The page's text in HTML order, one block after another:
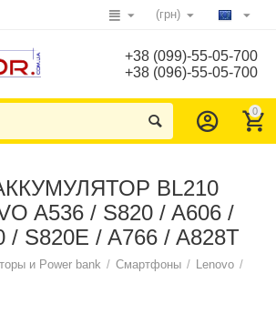
(грн)
+38 (099)-55-05-700
+38 (096)-55-05-700
0
BL210
A536 / S820 / A606 /
/ S820E / A766 / A828T
и Power bank / Смартфоны / Lenovo /